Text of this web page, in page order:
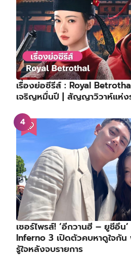
เรื่องย่อซีรีส์ : Royal
เจริญหมื่นปี | สัญญาวิวาห์แห่ง
เซอร์ไพรส์! ‘อีกวานฮี – ยูชีอึน’
Inferno 3 เปิดตัวคบหาดูใจกั
รู้ใจหลังจบรายการ